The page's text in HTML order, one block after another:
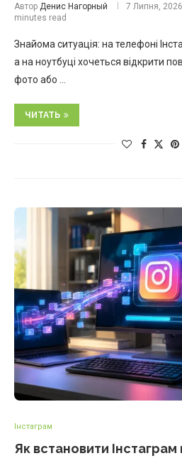
Автор Денис Нагорный 7 Липня, 2026
minutes read
Знайома ситуація: на телефоні
а на ноутбуці хочеться відкрити
фото або …
ЧИТАТЬ
Інстаграм
Як встановити